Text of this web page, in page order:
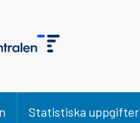
Statistiska uppgifter